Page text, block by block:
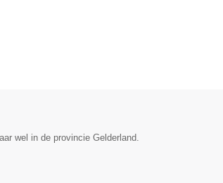
wel in de provincie Gelderland.